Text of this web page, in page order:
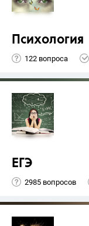
Психология
122 вопроса
ЕГЭ
2985 вопросов